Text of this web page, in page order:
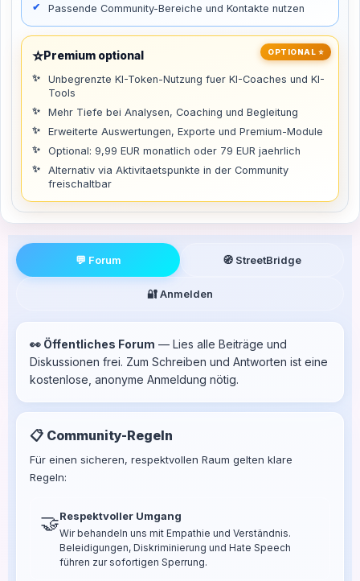
Passende Community-Bereiche und Kontakte nutzen
OPTIONAL ⭐
⭐Premium optional
Unbegrenzte KI-Token-Nutzung fuer KI-Coaches und KI-
Tools
Mehr Tiefe bei Analysen, Coaching und Begleitung
Erweiterte Auswertungen, Exporte und Premium-Module
Optional: 9,99 EUR monatlich oder 79 EUR jaehrlich
Alternativ via Aktivitaetspunkte in der Community
freischaltbar
💬 Forum 🧭 StreetBridge
🔐 Anmelden
👀 Öffentliches Forum — Lies alle Beiträge und
Diskussionen frei. Zum Schreiben und Antworten ist eine
kostenlose, anonyme Anmeldung nötig.
📋 Community-Regeln
Für einen sicheren, respektvollen Raum gelten klare
Regeln:
🤝Respektvoller Umgang
Wir behandeln uns mit Empathie und Verständnis.
Beleidigungen, Diskriminierung und Hate Speech
führen zur sofortigen Sperrung.